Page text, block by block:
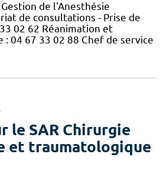
de l'Anesthésie
de consultations - Prise de
02 62 Réanimation et
04 67 33 02 88 Chef de service
le SAR Chirurgie
et traumatologique